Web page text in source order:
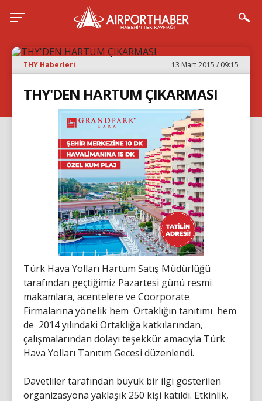
THY Haberleri 13 Mart 2015 / 09:15
THY'DEN HARTUM ÇIKARMASI
Türk Hava Yolları Hartum Satış Müdürlüğü
tarafından geçtiğimiz Pazartesi günü resmi
makamlara, acentelere ve Coorporate
Firmalarına yönelik hem Ortaklığın tanıtımı hem
de 2014 yılındaki Ortaklığa katkılarından,
çalışmalarından dolayı teşekkür amacıyla Türk
Hava Yolları Tanıtım Gecesi düzenlendi.
Davetliler tarafından büyük bir ilgi gösterilen
organizasyona yaklaşık 250 kişi katıldı. Etkinlik,